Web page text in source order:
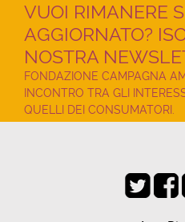
VUOI RIMANERE
AGGIORNATO?
NOSTRA
FONDAZIONE CAMPAGNA
INCONTRO TRA GLI
QUELLI DEI CONSUMATORI.